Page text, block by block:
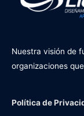
Nuestra visión de
organizaciones
Política de